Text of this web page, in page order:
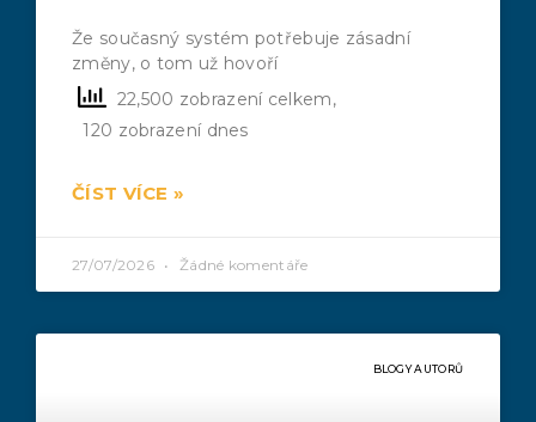
Že současný systém potřebuje zásadní
změny, o tom už hovoří
22,500 zobrazení celkem,
120 zobrazení dnes
ČÍST VÍCE »
27/07/2026 Žádné komentáře
BLOGY AUTORŮ